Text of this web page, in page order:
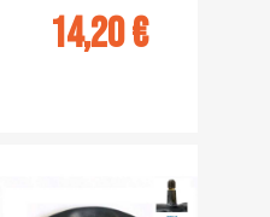
14,20 €